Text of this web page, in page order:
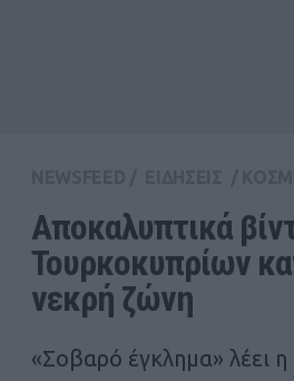
Αποκαλυπτικά
Τουρκοκυπρίων
νεκρή ζώνη
«Σοβαρό έγκλημα» λέει